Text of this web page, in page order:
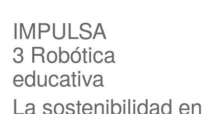
IMPULSA
3 Robótica
educativa
La sostenibilidad en